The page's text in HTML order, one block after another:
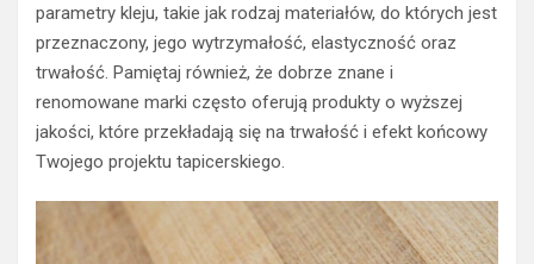
parametry kleju, takie jak rodzaj materiałów, do których jest
przeznaczony, jego wytrzymałość, elastyczność oraz
trwałość. Pamiętaj również, że dobrze znane i
renomowane marki często oferują produkty o wyższej
jakości, które przekładają się na trwałość i efekt końcowy
Twojego projektu tapicerskiego.